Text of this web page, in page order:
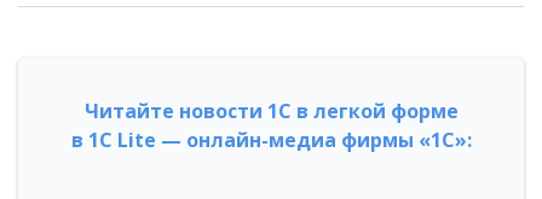
Читайте новости 1С в легкой форме
в 1С Lite — онлайн-медиа фирмы «1С»: